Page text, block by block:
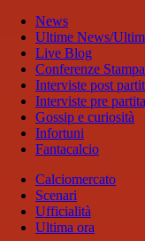
News
Ultime News/
Live Blog
Conferenze Stampa
Interviste post
Interviste pre partita
Gossip e curiosità
Infortuni
Fantacalcio
Calciomercato
Scenari
Ufficialità
Ultima ora